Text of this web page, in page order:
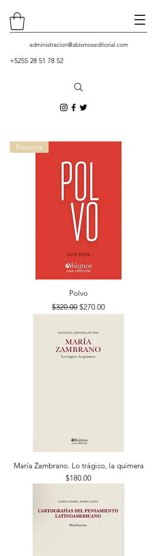
administracion@abismoseditorial.com
+5255 28 51 78 52
Preventa
Polvo
Precio
$320.00 Precio de oferta
$270.00
María Zambrano. Lo trágico, la quimera
Precio
$180.00